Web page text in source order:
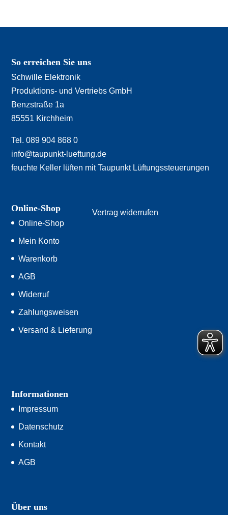
So erreichen Sie uns
Schwille Elektronik
Produktions- und Vertriebs GmbH
Benzstraße 1a
85551 Kirchheim
Tel. 089 904 868 0
info@taupunkt-lueftung.de
feuchte Keller lüften mit Taupunkt Lüftungssteuerungen
Online-Shop
Online-Shop
Mein Konto
Warenkorb
AGB
Widerruf
Zahlungsweisen
Versand & Lieferung
Vertrag widerrufen
Informationen
Impressum
Datenschutz
Kontakt
AGB
Über uns